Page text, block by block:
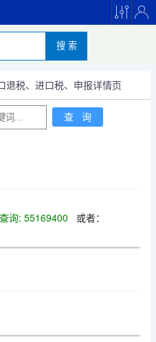
搜 索
退税、进口税、申报详情页
询: 55169400 或者：